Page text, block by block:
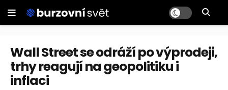
Wall Street se odráží po výprodeji,
trhy reagují na geopolitiku i
inflaci